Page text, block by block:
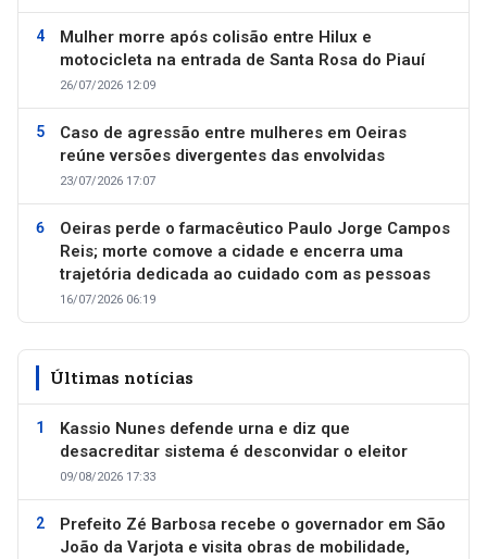
Mulher morre após colisão entre Hilux e
motocicleta na entrada de Santa Rosa do Piauí
26/07/2026 12:09
Caso de agressão entre mulheres em Oeiras
reúne versões divergentes das envolvidas
23/07/2026 17:07
Oeiras perde o farmacêutico Paulo Jorge Campos
Reis; morte comove a cidade e encerra uma
trajetória dedicada ao cuidado com as pessoas
16/07/2026 06:19
Últimas notícias
Kassio Nunes defende urna e diz que
desacreditar sistema é desconvidar o eleitor
09/08/2026 17:33
Prefeito Zé Barbosa recebe o governador em São
João da Varjota e visita obras de mobilidade,